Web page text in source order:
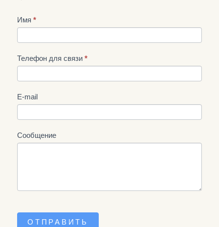
Имя *
Телефон для связи *
E-mail
Сообщение
ОТПРАВИТЬ